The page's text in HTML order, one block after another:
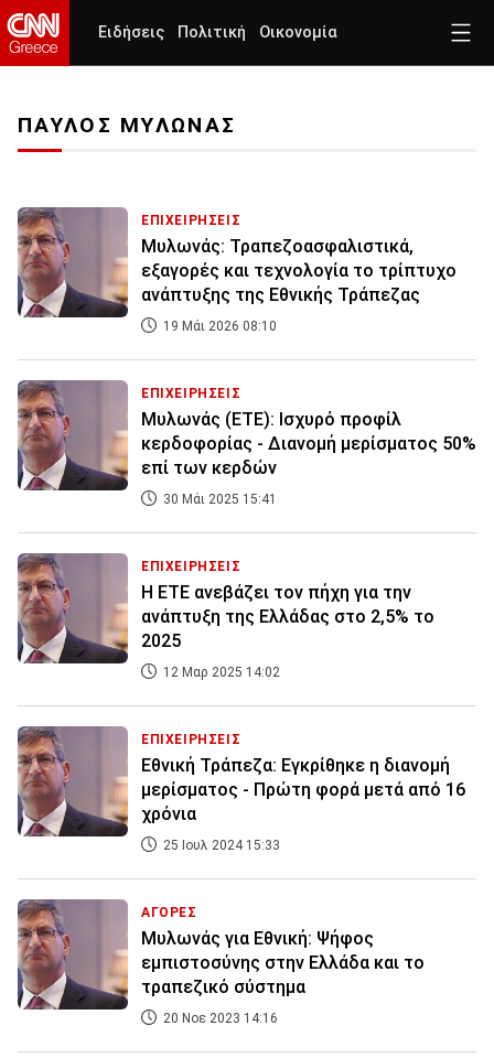
Ειδήσεις Πολιτική Οικονομία
ΠΑΥΛΟΣ ΜΥΛΩΝΑΣ
ΕΠΙΧΕΙΡΗΣΕΙΣ
Μυλωνάς: Τραπεζοασφαλιστικά,
εξαγορές και τεχνολογία το τρίπτυχο
ανάπτυξης της Εθνικής Τράπεζας
19 Μάι 2026 08:10
ΕΠΙΧΕΙΡΗΣΕΙΣ
Μυλωνάς (ΕΤΕ): Ισχυρό προφίλ
κερδοφορίας - Διανομή μερίσματος 50%
επί των κερδών
30 Μάι 2025 15:41
ΕΠΙΧΕΙΡΗΣΕΙΣ
Η ΕΤΕ ανεβάζει τον πήχη για την
ανάπτυξη της Ελλάδας στο 2,5% το
2025
12 Μαρ 2025 14:02
ΕΠΙΧΕΙΡΗΣΕΙΣ
Εθνική Τράπεζα: Εγκρίθηκε η διανομή
μερίσματος - Πρώτη φορά μετά από 16
χρόνια
25 Ιουλ 2024 15:33
ΑΓΟΡΕΣ
Μυλωνάς για Εθνική: Ψήφος
εμπιστοσύνης στην Ελλάδα και το
τραπεζικό σύστημα
20 Νοε 2023 14:16